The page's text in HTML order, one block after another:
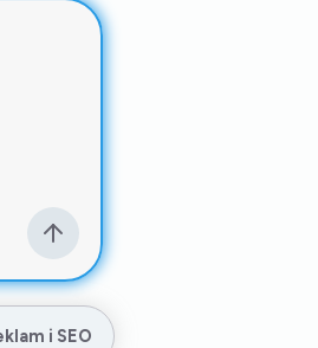
i SEO